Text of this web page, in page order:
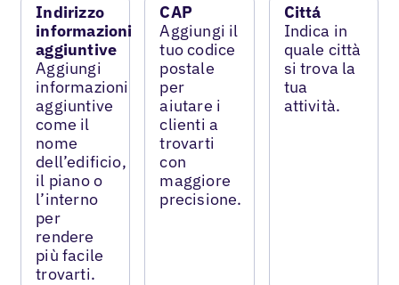
Indirizzo
informazioni
aggiuntive
Aggiungi
informazioni
aggiuntive
come il
nome
dell’edificio,
il piano o
l’interno
per
rendere
più facile
trovarti.
CAP
Aggiungi il
tuo codice
postale
per
aiutare i
clienti a
trovarti
con
maggiore
precisione.
Cittá
Indica in
quale città
si trova la
tua
attività.